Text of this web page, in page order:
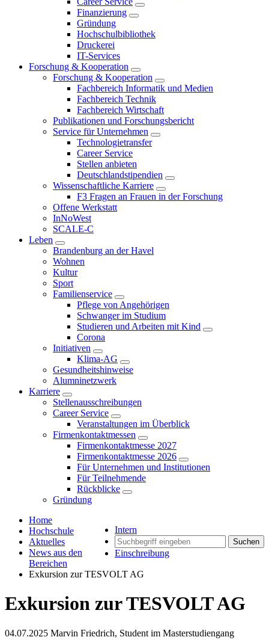
Finanzierung
Gründung
Hochschulbibliothek
Druckerei
IT-Services
Forschung & Kooperation
Forschung & Kooperation
Fachbereich Informatik und Medien
Fachbereich Technik
Fachbereich Wirtschaft
Publikationen und Forschungsbericht
Service für Unternehmen
Technologietransfer
Career Service
Stellen anbieten
Deutschlandstipendien
Wissenschaftliche Karriere
F3 Fragen an Frauen in der Forschung
Offene Werkstatt
InNoWest
SCALE-C
Leben
Brandenburg an der Havel
Wohnen
Kultur
Sport
Familienservice
Pflege von Angehörigen
Schwanger im Studium
Studieren und Arbeiten mit Kind
Corona
Initiativen
Klima-AG
Gesundheitshinweise
Alumninetzwerk
Karriere
Stellenausschreibungen
Career Service
Veranstaltungen im Überblick
Firmenkontaktmessen
Firmenkontaktmesse 2027
Firmenkontaktmesse 2026
Für Unternehmen und Institutionen
Für Teilnehmende
Rückblicke
Gründung
Intern
Suchen
Einschreibung
Home
Hochschule
Aktuelles
News aus den
Bereichen
Exkursion zur TESVOLT AG
Exkursion zur TESVOLT AG
04.07.2025 Marvin Friedrich, Student im Masterstudiengang